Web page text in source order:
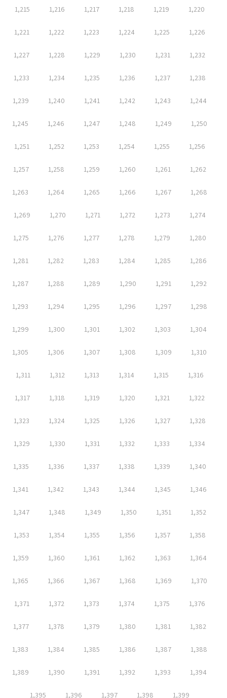
1,215 1,216 1,217 1,218 1,219 1,220
1,221 1,222 1,223 1,224 1,225 1,226
1,227 1,228 1,229 1,230 1,231 1,232
1,233 1,234 1,235 1,236 1,237 1,238
1,239 1,240 1,241 1,242 1,243 1,244
1,245 1,246 1,247 1,248 1,249 1,250
1,251 1,252 1,253 1,254 1,255 1,256
1,257 1,258 1,259 1,260 1,261 1,262
1,263 1,264 1,265 1,266 1,267 1,268
1,269 1,270 1,271 1,272 1,273 1,274
1,275 1,276 1,277 1,278 1,279 1,280
1,281 1,282 1,283 1,284 1,285 1,286
1,287 1,288 1,289 1,290 1,291 1,292
1,293 1,294 1,295 1,296 1,297 1,298
1,299 1,300 1,301 1,302 1,303 1,304
1,305 1,306 1,307 1,308 1,309 1,310
1,311 1,312 1,313 1,314 1,315 1,316
1,317 1,318 1,319 1,320 1,321 1,322
1,323 1,324 1,325 1,326 1,327 1,328
1,329 1,330 1,331 1,332 1,333 1,334
1,335 1,336 1,337 1,338 1,339 1,340
1,341 1,342 1,343 1,344 1,345 1,346
1,347 1,348 1,349 1,350 1,351 1,352
1,353 1,354 1,355 1,356 1,357 1,358
1,359 1,360 1,361 1,362 1,363 1,364
1,365 1,366 1,367 1,368 1,369 1,370
1,371 1,372 1,373 1,374 1,375 1,376
1,377 1,378 1,379 1,380 1,381 1,382
1,383 1,384 1,385 1,386 1,387 1,388
1,389 1,390 1,391 1,392 1,393 1,394
1,395 1,396 1,397 1,398 1,399